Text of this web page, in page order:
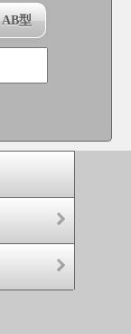
AB型